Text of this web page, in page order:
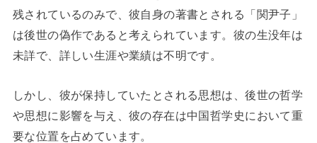
残されているのみで、彼自身の著書とされる「関尹子」
は後世の偽作であると考えられています。彼の生没年は
未詳で、詳しい生涯や業績は不明です。
しかし、彼が保持していたとされる思想は、後世の哲学
や思想に影響を与え、彼の存在は中国哲学史において重
要な位置を占めています。